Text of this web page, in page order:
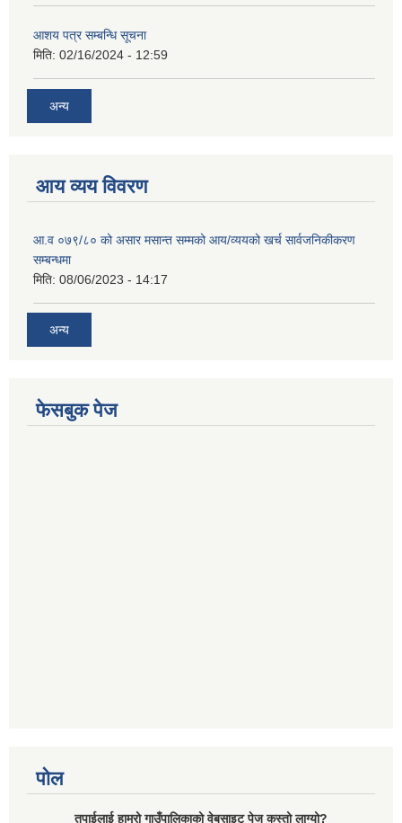
आशय पत्र सम्बन्धि सूचना
मिति: 02/16/2024 - 12:59
अन्य
आय व्यय विवरण
आ.व ०७९/८० को असार मसान्त सम्मको आय/व्ययको खर्च सार्वजनिकीकरण
सम्बन्धमा
मिति: 08/06/2023 - 14:17
अन्य
फेसबुक पेज
पोल
तपाईलाई हाम्रो गाउँपालिकाको वेबसाइट पेज कस्तो लाग्यो?